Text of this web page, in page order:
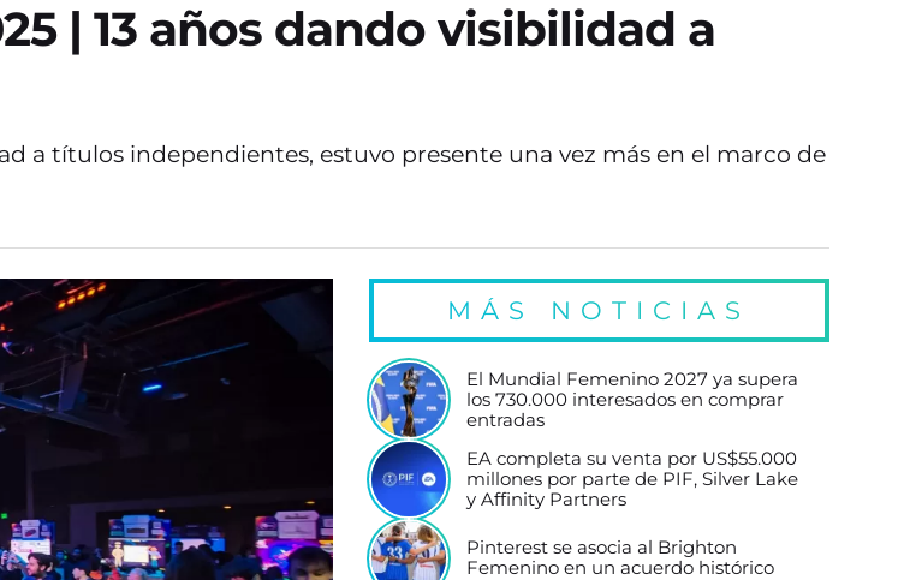
| 13 años dando visibilidad a
a títulos independientes, estuvo presente una vez más en el marco de
MÁS NOTICIAS
El Mundial Femenino 2027 ya supera
los 730.000 interesados en comprar
entradas
EA completa su venta por US$55.000
millones por parte de PIF, Silver Lake
y Affinity Partners
Pinterest se asocia al Brighton
Femenino en un acuerdo histórico